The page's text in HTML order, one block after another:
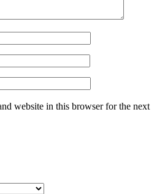
website in this browser for the next